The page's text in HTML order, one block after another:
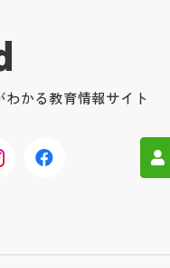
わかる教育情報サイト